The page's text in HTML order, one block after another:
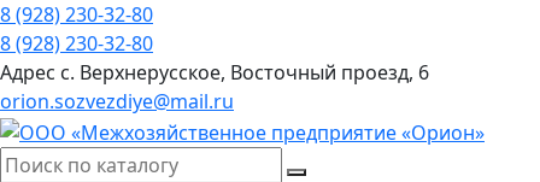
8 (928) 230-32-80
8 (928) 230-32-80
Адрес с. Верхнерусское, Восточный проезд, 6
orion.sozvezdiye@mail.ru